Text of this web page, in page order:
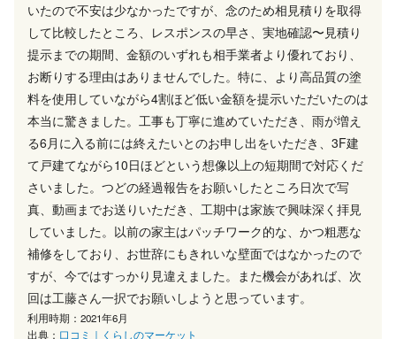
いたので不安は少なかったですが、念のため相見積りを取得
して比較したところ、レスポンスの早さ、実地確認〜見積り
提示までの期間、金額のいずれも相手業者より優れており、
お断りする理由はありませんでした。特に、より高品質の塗
料を使用していながら4割ほど低い金額を提示いただいたのは
本当に驚きました。工事も丁寧に進めていただき、雨が増え
る6月に入る前には終えたいとのお申し出をいただき、3F建
て戸建てながら10日ほどという想像以上の短期間で対応くだ
さいました。つどの経過報告をお願いしたところ日次で写
真、動画までお送りいただき、工期中は家族で興味深く拝見
していました。以前の家主はパッチワーク的な、かつ粗悪な
補修をしており、お世辞にもきれいな壁面ではなかったので
すが、今ではすっかり見違えました。また機会があれば、次
回は工藤さん一択でお願いしようと思っています。
利用時期：2021年6月
出典： 口コミ｜くらしのマーケット